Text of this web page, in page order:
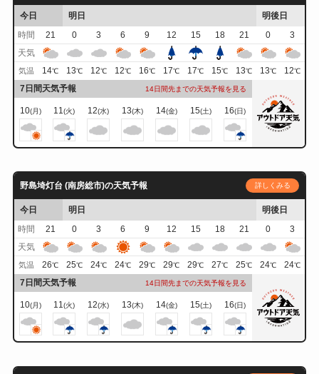
今日 明日
明後日
時間
21 0 3 6 9 12 15 18 21 0
3
天気
気温 14℃ 13℃ 12℃ 12℃ 16℃ 17℃ 17℃ 15℃ 13℃ 13℃ 12℃
7日間天気予報 14日間先までの天気予報を見る
10(月) 11(火) 12(水) 13(木) 14(金) 15(土) 16(日)
野島埼灯台 (南房総市)の天気予報 詳しくみる
今日 明日
明後日
時間
21 0 3 6 9 12 15 18 21 0
3
天気
気温 26℃ 25℃ 24℃ 24℃ 29℃ 29℃ 29℃ 27℃ 25℃ 24℃ 24℃
7日間天気予報 14日間先までの天気予報を見る
10(月) 11(火) 12(水) 13(木) 14(金) 15(土) 16(日)